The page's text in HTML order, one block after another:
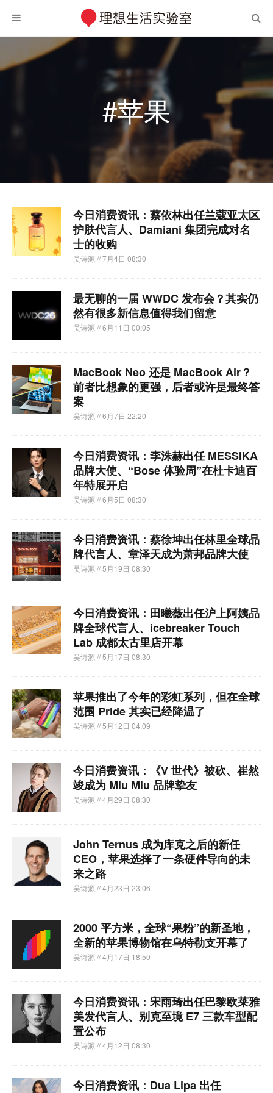
#苹果
今日消费资讯：蔡依林出任兰蔻亚太区
护肤代言人、Damiani 集团完成对名
士的收购
吴诗源 // 7月4日 08:30
最无聊的一届 WWDC 发布会？其实仍
然有很多新信息值得我们留意
吴诗源 // 6月11日 00:05
MacBook Neo 还是 MacBook Air？
前者比想象的更强，后者或许是最终答
案
吴诗源 // 6月7日 22:20
今日消费资讯：李洙赫出任 MESSIKA
品牌大使、“Bose 体验周”在杜卡迪百
年特展开启
吴诗源 // 6月5日 08:30
今日消费资讯：蔡徐坤出任林里全球品
牌代言人、章泽天成为萧邦品牌大使
吴诗源 // 5月19日 08:30
今日消费资讯：田曦薇出任沪上阿姨品
牌全球代言人、icebreaker Touch
Lab 成都太古里店开幕
吴诗源 // 5月17日 08:30
苹果推出了今年的彩虹系列，但在全球
范围 Pride 其实已经降温了
吴诗源 // 5月12日 04:09
今日消费资讯：《V 世代》被砍、崔然
竣成为 Miu Miu 品牌挚友
吴诗源 // 4月29日 08:30
John Ternus 成为库克之后的新任
CEO，苹果选择了一条硬件导向的未
来之路
吴诗源 // 4月23日 23:06
2000 平方米，全球“果粉”的新圣地，
全新的苹果博物馆在乌特勒支开幕了
吴诗源 // 4月17日 18:50
今日消费资讯：宋雨琦出任巴黎欧莱雅
美发代言人、别克至境 E7 三款车型配
置公布
吴诗源 // 4月12日 08:30
今日消费资讯：Dua Lipa 出任